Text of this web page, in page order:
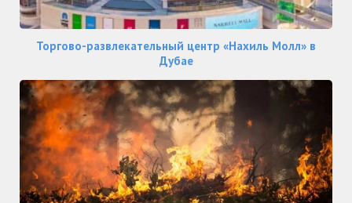
Торгово-развлекательный центр «Нахиль Молл» в
Дубае